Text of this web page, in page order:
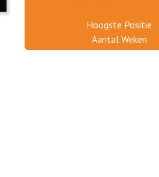
Hoogste Positie
Aantal Weken